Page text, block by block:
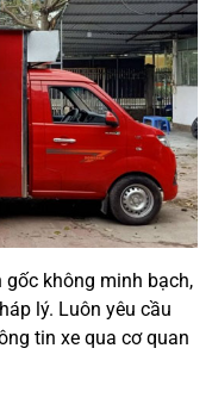
không minh bạch,
lý. Luôn yêu cầu
tin xe qua cơ quan